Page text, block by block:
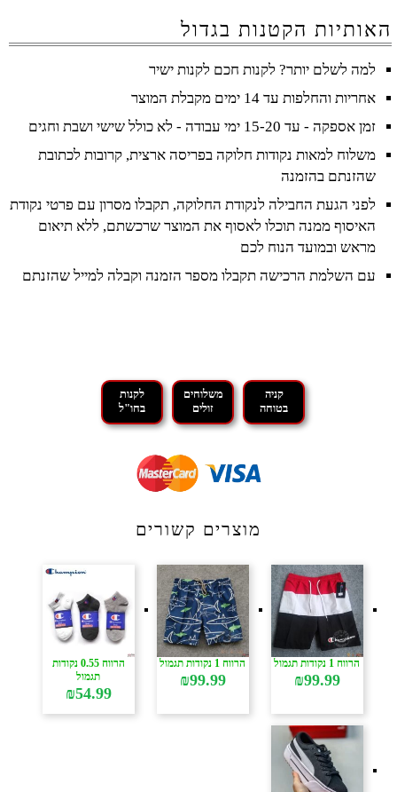
האותיות הקטנות בגדול
למה לשלם יותר? לקנות חכם לקנות ישיר
אחריות והחלפות עד 14 ימים מקבלת המוצר
זמן אספקה - עד 15-20 ימי עבודה - לא כולל שישי ושבת וחגים
משלוח למאות נקודות חלוקה בפריסה ארצית, קרובות לכתובת
שהזנתם בהזמנה
לפני הגעת החבילה לנקודת החלוקה, תקבלו מסרון עם פרטי נקודת
האיסוף ממנה תוכלו לאסוף את המוצר שרכשתם, ללא תיאום
מראש ובמועד הנוח לכם
עם השלמת הרכישה תקבלו מספר הזמנה וקבלה למייל שהזנתם
קניה
בטוחה
משלוחים
זולים
לקנות
בחו"ל
מוצרים קשורים
הרווח 1 נקודות תגמול
₪99.99
הרווח 1 נקודות תגמול
₪99.99
הרווח 0.55 נקודות
תגמול
₪54.99